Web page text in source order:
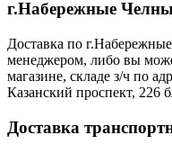
г.Набережные
Доставка по
менеджером, либо вы
магазине, складе з/ч по
Казанский проспект, 226
Доставка